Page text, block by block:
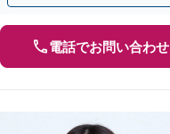
電話でお問い合わせ